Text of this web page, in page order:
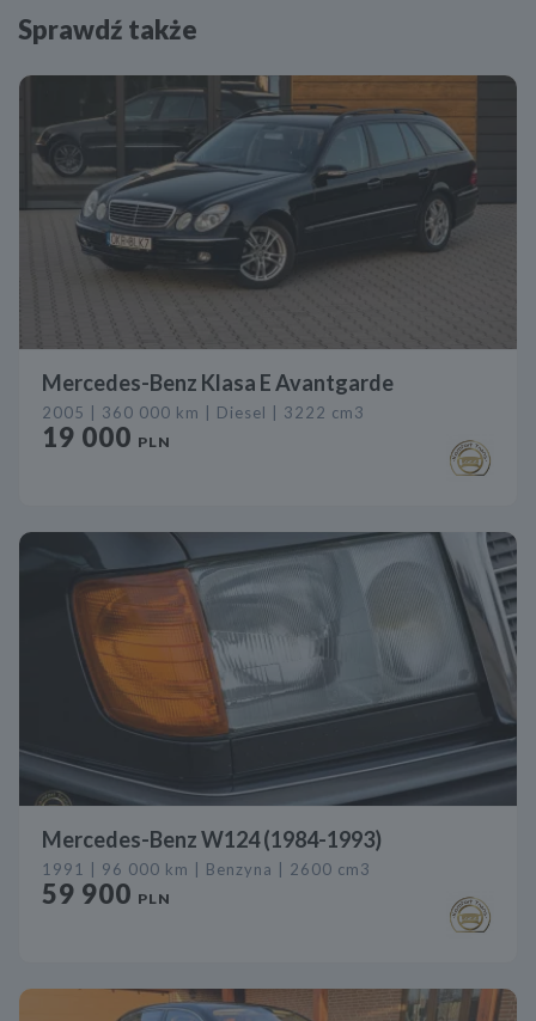
Sprawdź także
Mercedes-Benz Klasa E Avantgarde
2005 | 360 000 km | Diesel | 3222 cm3
19 000 PLN
Mercedes-Benz W124 (1984-1993)
1991 | 96 000 km | Benzyna | 2600 cm3
59 900 PLN